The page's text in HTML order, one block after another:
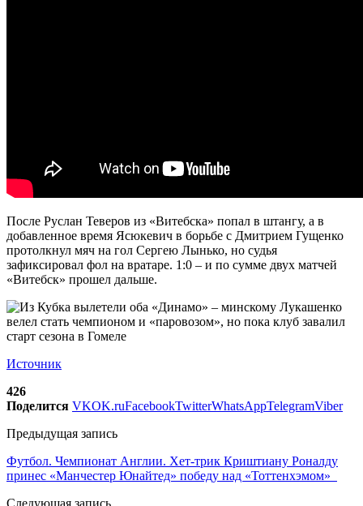
После Руслан Теверов из «Витебска» попал в штангу, а в
добавленное время Ясюкевич в борьбе с Дмитрием Гущенко
протолкнул мяч на гол Сергею Лынько, но судья
зафиксировал фол на вратаре. 1:0 – и по сумме двух матчей
«Витебск» прошел дальше.
Источник
426
Поделится VKOK.ruFacebookTwitterWhatsAppTelegramViber
Предыдущая запись
Футбол. Чемпионат Англии. Хет-трик Криштиану Роналду
принес «Манчестер Юнайтед» победу над «Тоттенхэмом»
Следующая запись